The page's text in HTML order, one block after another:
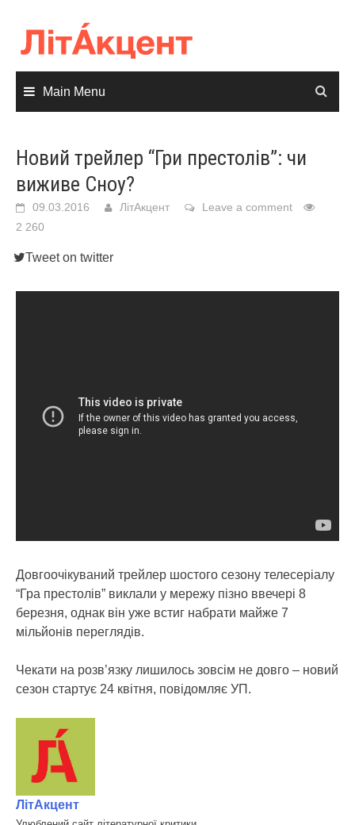
content
Main Menu
Новий трейлер “Гри престолів”: чи
виживе Сноу?
09.03.2016 ЛітАкцент
Leave a comment
2 260
Tweet on twitter
Довгоочікуваний трейлер шостого сезону телесеріалу
“Гра престолів” виклали у мережу пізно ввечері 8
березня, однак він уже встиг набрати майже 7
мільйонів переглядів.
Чекати на розв’язку лишилось зовсім не довго – новий
сезон стартує 24 квітня, повідомляє УП.
ЛітАкцент